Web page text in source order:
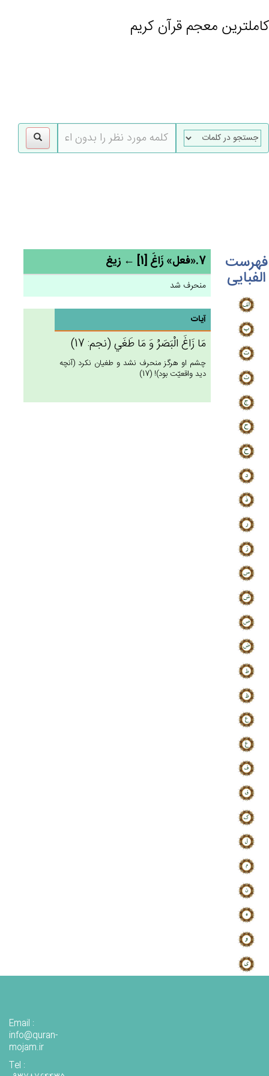
کاملترین معجم قرآن کریم
فهرست
الفبایی
7.«فعل» زَاغ‌َ [1] ← زیغ
منحرف شد
آیات
مَا زَاغ‌َ الْبَصَرُ وَ مَا طَغَي‌ (نجم: 17)
چشم او هرگز منحرف نشد و طغيان نكرد (آنچه
ديد واقعيّت بود)! (17)
Email :
info@quran-
mojam.ir
Tel :